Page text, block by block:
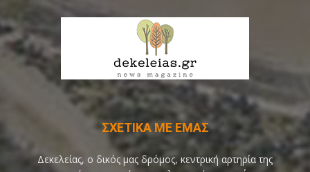
ΣΧΕΤΙΚΑ ΜΕ ΕΜΑΣ
Δεκελείας, ο δικός μας δρόμος, κεντρική αρτηρία της